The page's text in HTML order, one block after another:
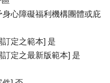
心障礙福利機構團體或庇
定之範本] 是
定之最新版範本] 是